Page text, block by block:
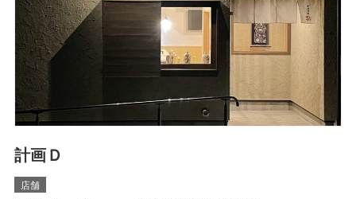
計画Ｄ
店舗